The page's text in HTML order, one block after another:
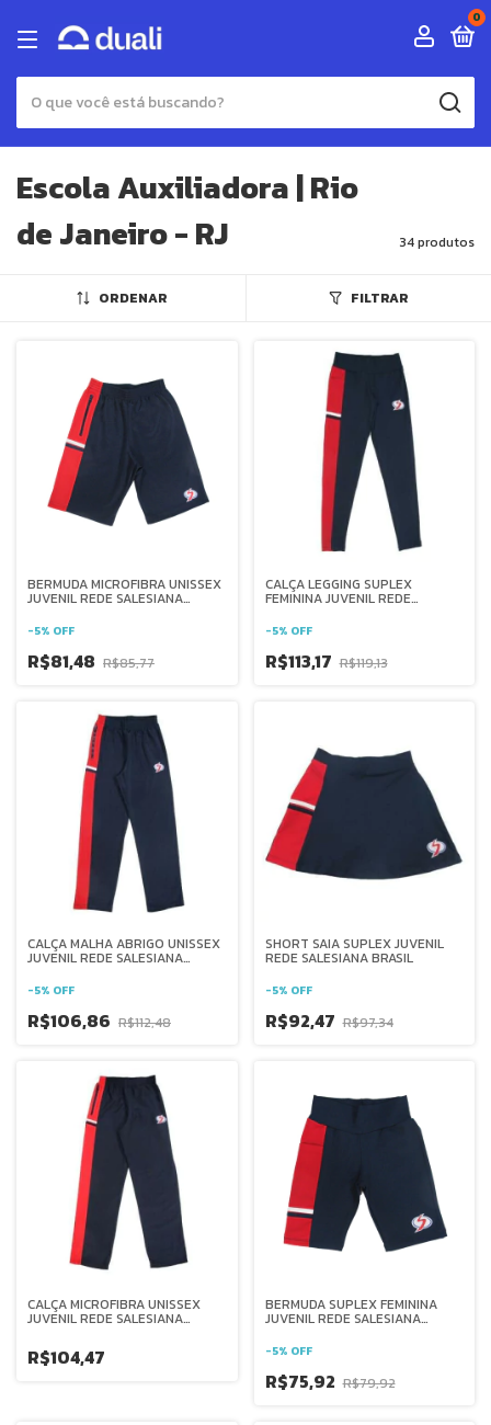
0
Escola Auxiliadora | Rio
de Janeiro - RJ
34 produtos
ORDENAR FILTRAR
BERMUDA MICROFIBRA UNISSEX
JUVENIL REDE SALESIANA
-5% OFF
R$81,48 R$85,77
CALÇA LEGGING SUPLEX
FEMININA JUVENIL REDE
-5% OFF
R$113,17 R$119,13
CALÇA MALHA ABRIGO UNISSEX
JUVENIL REDE SALESIANA
-5% OFF
R$106,86 R$112,48
SHORT SAIA SUPLEX JUVENIL
REDE SALESIANA BRASIL
-5% OFF
R$92,47 R$97,34
CALÇA MICROFIBRA UNISSEX
JUVENIL REDE SALESIANA
R$104,47
BERMUDA SUPLEX FEMININA
JUVENIL REDE SALESIANA
-5% OFF
R$75,92 R$79,92